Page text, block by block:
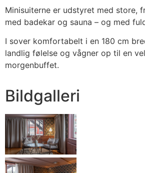
Minisuiterne er udstyret med store,
med badekar og sauna – og med
I sover komfortabelt i en 180 cm
landlig følelse og vågner op til en
morgenbuffet.
Bildgalleri